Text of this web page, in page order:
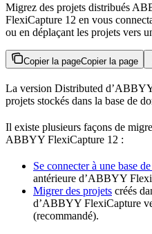
Migrez des projets distribués
FlexiCapture 12 en vous
ou en déplaçant les projets vers
Copier la pageCopier la page
La version Distributed
projets stockés dans la base de
Il existe plusieurs façons de
ABBYY FlexiCapture 12 :
Se connecter à une base
antérieure d’ABBYY
Migrer des projets créés
d’ABBYY FlexiCapture
(recommandé).